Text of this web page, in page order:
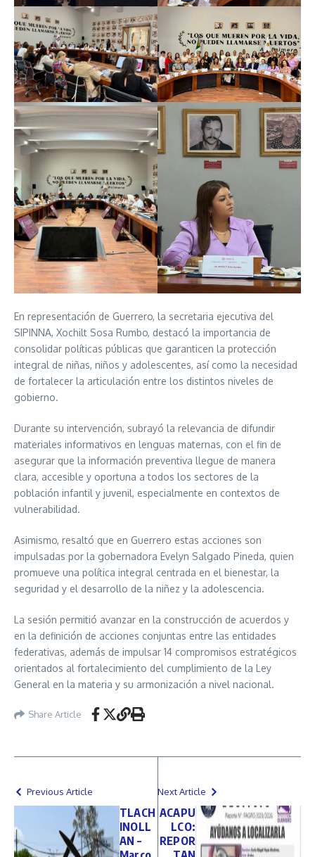
En representación de Guerrero, la secretaria ejecutiva del
SIPINNA, Xochilt Sosa Rumbo, destacó la importancia de
consolidar políticas públicas que garanticen la protección
integral de niñas, niños y adolescentes, así como la necesidad
de fortalecer la articulación entre los distintos niveles de
gobierno.
Durante su intervención, subrayó la relevancia de difundir
materiales informativos en lenguas maternas, con el fin de
asegurar que la información preventiva llegue de manera
clara, accesible y oportuna a todos los sectores de la
población infantil y juvenil, especialmente en contextos de
vulnerabilidad.
Asimismo, resaltó que en Guerrero estas acciones son
impulsadas por la gobernadora Evelyn Salgado Pineda, quien
promueve una política integral centrada en el bienestar, la
seguridad y el desarrollo de la niñez y la adolescencia.
La sesión permitió avanzar en la construcción de acuerdos y
en la definición de acciones conjuntas entre las entidades
federativas, además de impulsar 14 compromisos estratégicos
orientados al fortalecimiento del cumplimiento de la Ley
General en la materia y su armonización a nivel nacional.
Share Article
Previous Article
TLACH
INOLL
AN –
Next Article
ACAPU
LCO:
REPOR